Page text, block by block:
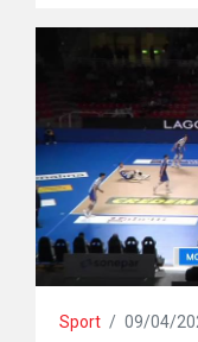
Sport / 09/04/